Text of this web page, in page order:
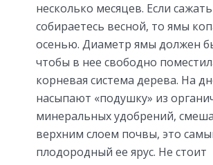
несколько месяцев. Если сажать
собираетесь весной, то ямы
осенью. Диаметр ямы должен
чтобы в нее свободно
корневая система дерева. На
насыпают «подушку» из
минеральных удобрений,
верхним слоем почвы, это
плодородный ее ярус. Не стоит